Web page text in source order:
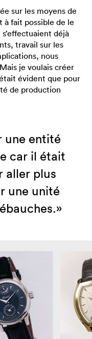
sur les moyens de
à fait possible de le
déjà
travail sur les
nous
je voulais créer
évident que pour
de production
une entité
car il était
aller plus
une unité